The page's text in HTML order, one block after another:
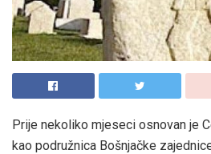
Prije nekoliko mjeseci osnovan je
kao podružnica Bošnjačke